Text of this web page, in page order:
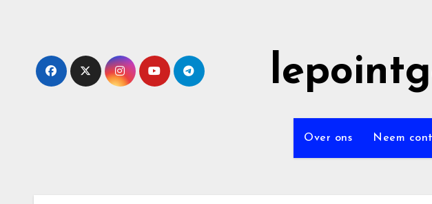
Over ons Neem